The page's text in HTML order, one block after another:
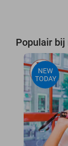
Populair
NEW
TODAY